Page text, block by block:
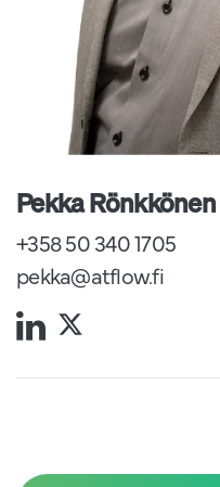
Pekka Rönkkönen
+358 50 340 1705
pekka@atflow.fi